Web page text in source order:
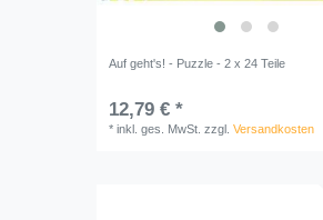
Auf geht's! - Puzzle - 2 x 24 Teile
12,79 € *
*inkl. ges. MwSt. zzgl.Versandkosten